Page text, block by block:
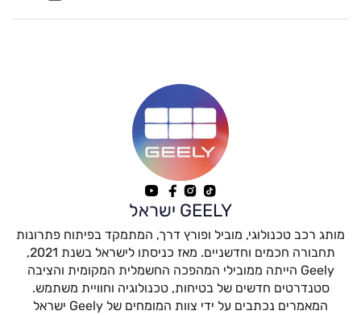
GEELY ישראל
מותג רכב טכנולוגי, מוביל ופורץ דרך, המתמקד בפיתוח פתרונות
תחבורה חכמים וחדשניים. מאז כניסתו לישראל בשנת 2021,
Geely הייתה ממובילי המהפכה החשמלית המקומית והציבה
סטנדרטים חדשים של בטיחות, טכנולוגיה וחוויית משתמש.
המאמרים נכתבים על ידי צוות המומחים של Geely ישראל